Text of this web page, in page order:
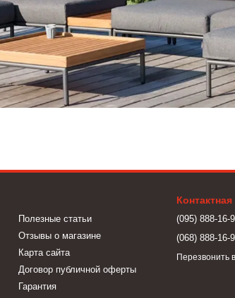
Полезные статьи
Отзывы о магазине
Карта сайта
Договор публичной оферты
Гарантия
(095) 888-16-
(068) 888-16-
Перезвонить